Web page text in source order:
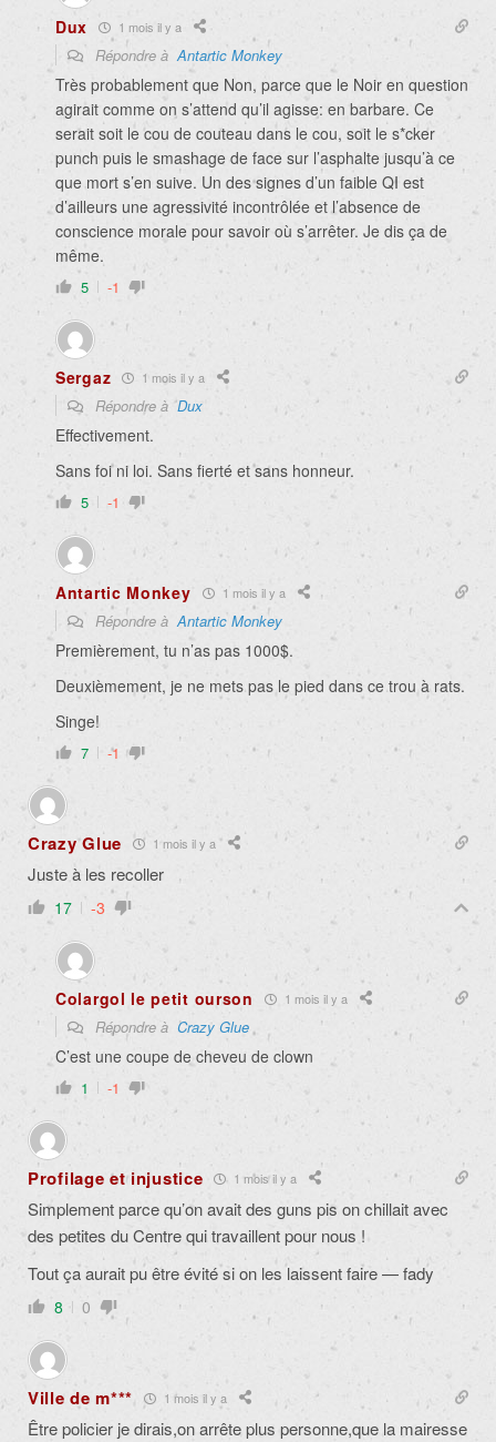
Dux 1 mois il y a
Répondre àAntartic Monkey
Très probablement que Non, parce que le Noir en question
agirait comme on s’attend qu’il agisse: en barbare. Ce
serait soit le cou de couteau dans le cou, soit le s*cker
punch puis le smashage de face sur l’asphalte jusqu’à ce
que mort s’en suive. Un des signes d’un faible QI est
d’ailleurs une agressivité incontrôlée et l’absence de
conscience morale pour savoir où s’arrêter. Je dis ça de
même.
5 -1
Sergaz 1 mois il y a
Répondre àDux
Effectivement.
Sans foi ni loi. Sans fierté et sans honneur.
5 -1
Antartic Monkey 1 mois il y a
Répondre àAntartic Monkey
Premièrement, tu n’as pas 1000$.
Deuxièmement, je ne mets pas le pied dans ce trou à rats.
Singe!
7 -1
Crazy Glue 1 mois il y a
Juste à les recoller
17 -3
Colargol le petit ourson 1 mois il y a
Répondre à Crazy Glue
C’est une coupe de cheveu de clown
1 -1
Profilage et injustice 1 mois il y a
Simplement parce qu’on avait des guns pis on chillait avec
des petites du Centre qui travaillent pour nous !
Tout ça aurait pu être évité si on les laissent faire — fady
8 0
Ville de m*** 1 mois il y a
Être policier je dirais,on arrête plus personne,que la mairesse